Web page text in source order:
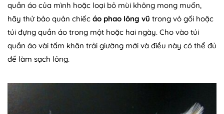
quần áo của mình hoặc loại bỏ mùi không mong muốn,
hãy thử bảo quản chiếc áo phao lông vũ trong vỏ gối hoặc
túi đựng quần áo trong một hoặc hai ngày. Cho vào túi
quần áo vài tấm khăn trải giường mới và điều này có thể đủ
để làm sạch lông.